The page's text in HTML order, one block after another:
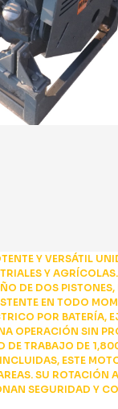
Y VERSÁTIL
Y
DE DOS PISTONES,
EN TODO
POR BATERÍA,
OPERACIÓN SIN
DE TRABAJO DE
ESTE
SU ROTACIÓN
SEGURIDAD Y